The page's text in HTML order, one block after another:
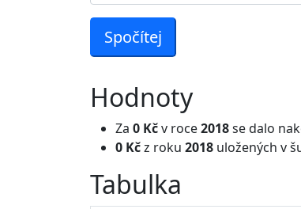
Spočítej
Hodnoty
Za 0 Kčv roce2018se dalo
0 Kčz roku 2018 uložených v
Tabulka